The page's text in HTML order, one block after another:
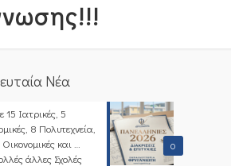
Νέα
0
15 Ιατρικές, 5
8 Πολυτεχνεία,
Οικονομικές και …
άλλες Σχολές